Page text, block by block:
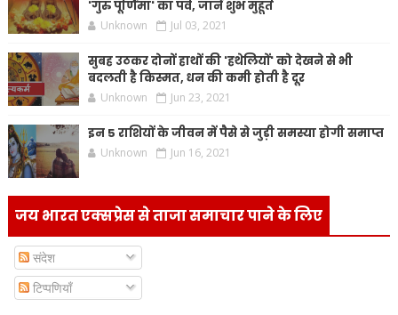
'गुरु पूर्णिमा' का पर्व, जानें शुभ मुहूर्त
Unknown Jul 03, 2021
सुबह उठकर दोनों हाथों की 'हथेलियों' को देखने से भी
बदलती है किस्मत, धन की कमी होती है दूर
Unknown Jun 23, 2021
इन 5 राशियों के जीवन में पैसे से जुड़ी समस्या होगी समाप्त
Unknown Jun 16, 2021
जय भारत एक्सप्रेस से ताजा समाचार पाने के लिए
संदेश
टिप्पणियाँ